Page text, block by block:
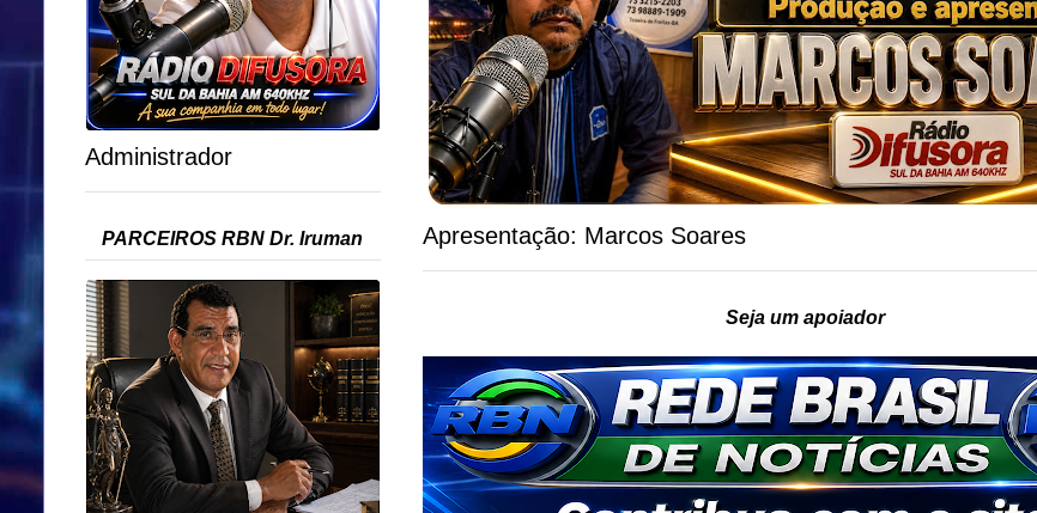
Apresentação: Marcos Soares
Seja um apoiador
Administrador
PARCEIROS RBN Dr. Iruman